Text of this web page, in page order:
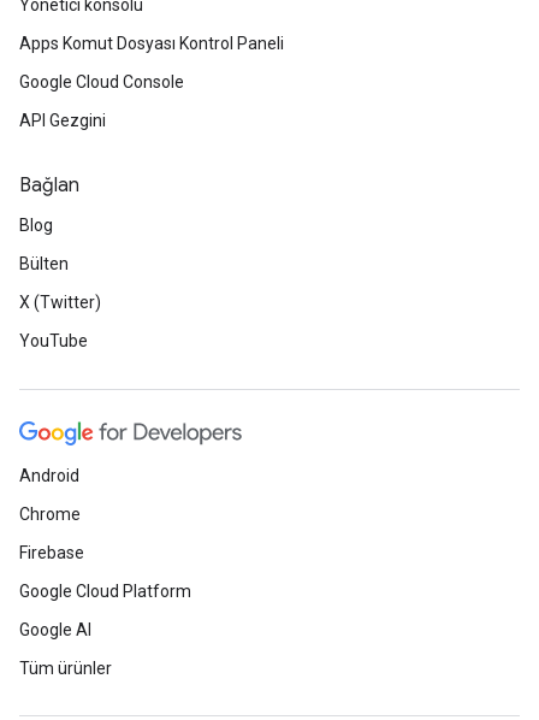
Yönetici konsolu
Apps Komut Dosyası Kontrol Paneli
Google Cloud Console
API Gezgini
Bağlan
Blog
Bülten
X (Twitter)
YouTube
Android
Chrome
Firebase
Google Cloud Platform
Google AI
Tüm ürünler